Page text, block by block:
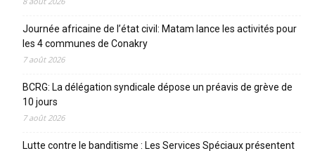
Journée africaine de l’état civil: Matam lance les activités pour
les 4 communes de Conakry
7 août 2026
BCRG: La délégation syndicale dépose un préavis de grève de
10 jours
7 août 2026
Lutte contre le banditisme : Les Services Spéciaux présentent